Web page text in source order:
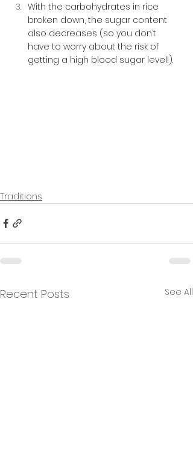
With the carbohydrates in rice
broken down, the sugar content
also decreases (so you don’t
have to worry about the risk of
getting a high blood sugar level!).
Traditions
Recent Posts See All